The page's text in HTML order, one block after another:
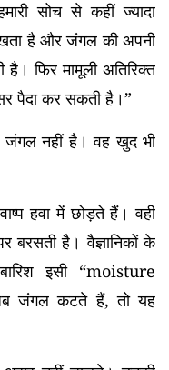
सोच से कहीं ज्यादा
है और जंगल की अपनी
है। फिर मामूली अतिरिक्त
पैदा कर सकती है।”
जंगल नहीं है। वह खुद भी
हवा में छोड़ते हैं। वही
बरसती है। वैज्ञानिकों के
इसी “moisture
जंगल कटते हैं, तो यह